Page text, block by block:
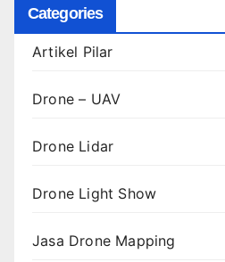
Categories
Artikel Pilar
Drone – UAV
Drone Lidar
Drone Light Show
Jasa Drone Mapping